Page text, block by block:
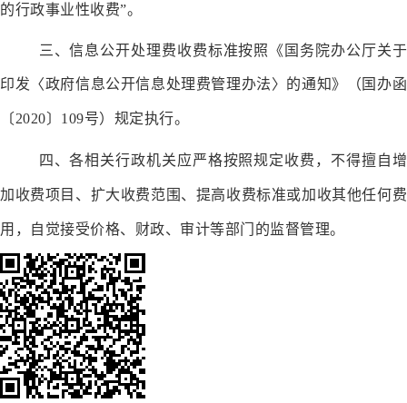
的行政事业性收费”。
三、信息公开处理费收费标准按照《 国务院办公厅关于
印发〈政府信息公开信息处理费管理办法〉的通知》（ 国办函
〔2020〕 109号） 规定执行。
四、各相关行政机关应严格按照规定收费，不得擅自增
加收费项目、扩大收费范围、提高收费标准或加收其他任何费
用，自觉接受价格、财政、审计等部门的监督管理。